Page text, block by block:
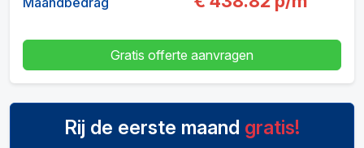
Gratis offerte aanvragen
Rij de eerste maand gratis!